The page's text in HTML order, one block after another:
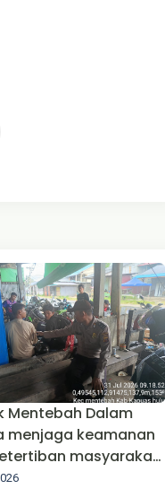
Mentebah Dalam
menjaga keamanan
masyarakat